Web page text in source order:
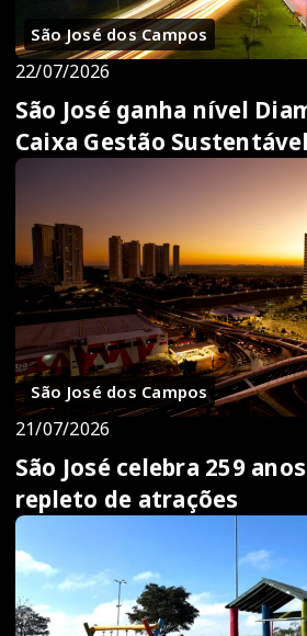
São José dos Campos
22/07/2026
São José ganha nível
Caixa Gestão Sustentável
São José dos Campos
21/07/2026
São José celebra 259
repleto de atrações